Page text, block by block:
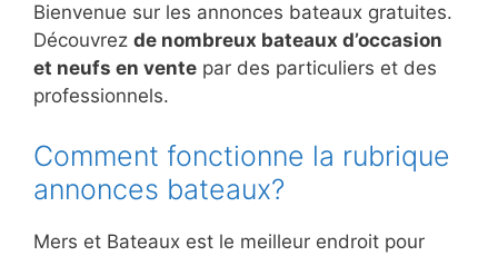
Bienvenue sur les annonces bateaux gratuites.
Découvrez de nombreux bateaux d’occasion
et neufs en vente par des particuliers et des
professionnels.
Comment fonctionne la rubrique
annonces bateaux?
Mers et Bateaux est le meilleur endroit pour